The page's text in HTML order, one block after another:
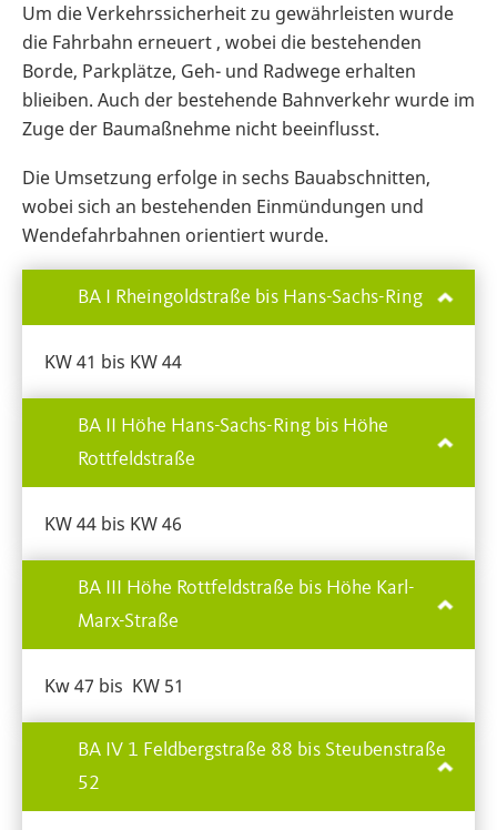
Um die Verkehrssicherheit zu gewährleisten wurde
die Fahrbahn erneuert , wobei die bestehenden
Borde, Parkplätze, Geh- und Radwege erhalten
blieiben. Auch der bestehende Bahnverkehr wurde im
Zuge der Baumaßnehme nicht beeinflusst.
Die Umsetzung erfolge in sechs Bauabschnitten,
wobei sich an bestehenden Einmündungen und
Wendefahrbahnen orientiert wurde.
BA I Rheingoldstraße bis Hans-Sachs-Ring
KW 41 bis KW 44
BA II Höhe Hans-Sachs-Ring bis Höhe
Rottfeldstraße
KW 44 bis KW 46
BA III Höhe Rottfeldstraße bis Höhe Karl-
Marx-Straße
Kw 47 bis KW 51
BA IV 1 Feldbergstraße 88 bis Steubenstraße
52